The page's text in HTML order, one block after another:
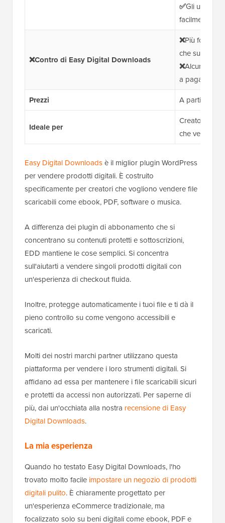
✅Gli utenti
facilmente la
❌Contro di Easy Digital Downloads
❌Più
che sulla
❌Alcune
a pagamento
Prezzi
A partire da
Ideale per
Creatori,
che vendono
Easy Digital Downloadsè il miglior plugin WordPress
per vendere prodotti digitali. È costruito
specificamente per creatori che vogliono vendere file
scaricabili come ebook, PDF, software o musica.
A differenza dei plugin di abbonamento che si
concentrano su contenuti protetti e sottoscrizioni,
EDD mantiene le cose semplici. Si concentra
sull'aiutarti a vendere singoli prodotti digitali con
un'esperienza di checkout fluida.
Inoltre, protegge automaticamente i tuoi file e ti dà il
pieno controllo su come vengono accessibili e
scaricati.
Molti dei nostri marchi partner utilizzano questa
piattaforma per vendere i loro strumenti digitali. Si
affidano ad essa per mantenere i file scaricabili sicuri
e protetti da accessi non autorizzati. Per saperne di
più, dai un'occhiata alla nostra recensione di Easy
Digital Downloads.
La mia esperienza
Quando ho testato Easy Digital Downloads, l'ho
trovato molto facile impostare un negozio di prodotti
digitali pulito. È chiaramente progettato per
un'esperienza eCommerce tradizionale, ma
focalizzato solo su beni digitali come ebook, PDF e